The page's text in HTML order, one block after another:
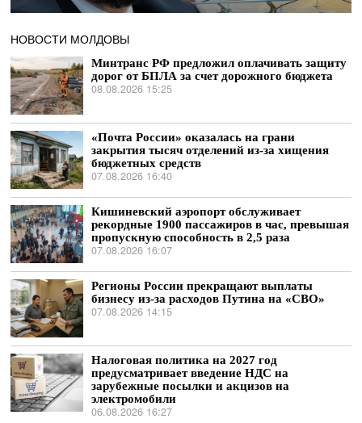
НОВОСТИ МОЛДОВЫ
Минтранс РФ предложил оплачивать защиту
дорог от БПЛА за счет дорожного бюджета
08.08.2026 15:25
«Почта России» оказалась на грани
закрытия тысяч отделений из-за хищения
бюджетных средств
07.08.2026 16:40
Кишиневский аэропорт обслуживает
рекордные 1900 пассажиров в час, превышая
пропускную способность в 2,5 раза
07.08.2026 16:07
Регионы России прекращают выплаты
бизнесу из-за расходов Путина на «СВО»
07.08.2026 14:15
Налоговая политика на 2027 год
предусматривает введение НДС на
зарубежные посылки и акцизов на
электромобили
06.08.2026 16:27